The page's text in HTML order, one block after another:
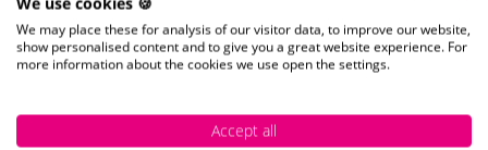
Stap 2:
We may place these for analysis of our visitor data, to improve our website,
show personalised content and to give you a great website experience. For
more information about the cookies we use open the settings.
Accept all